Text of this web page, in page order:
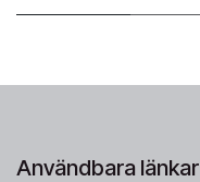
Användbara länkar